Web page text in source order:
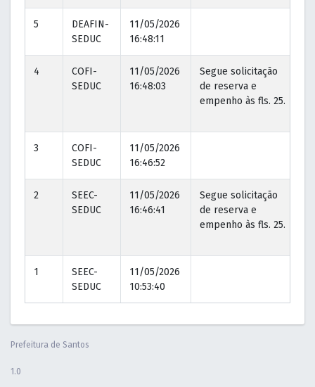
5
DEAFIN-
SEDUC
11/05/2026
16:48:11
4
COFI-
SEDUC
11/05/2026
16:48:03
Segue solicitação
de reserva e
empenho às fls. 25.
3
COFI-
SEDUC
11/05/2026
16:46:52
2
SEEC-
SEDUC
11/05/2026
16:46:41
Segue solicitação
de reserva e
empenho às fls. 25.
1
SEEC-
SEDUC
11/05/2026
10:53:40
Prefeitura de Santos
1.0